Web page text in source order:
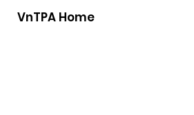
VnTPA Home